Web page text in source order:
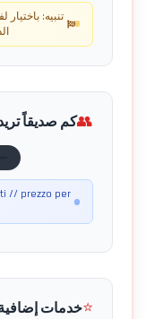
تنبيه:
👥كم صديقاً
// prezzo per
⭐خدمات